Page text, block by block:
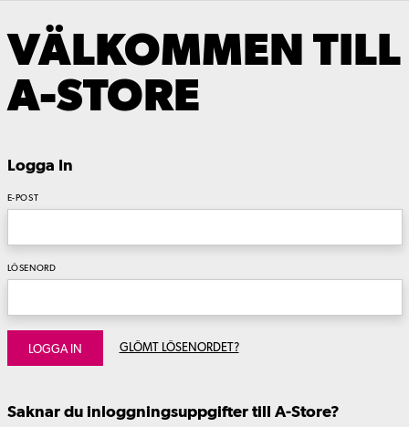
VÄLKOMMEN TILL
A-STORE
Logga In
E-POST
LÖSENORD
LOGGA IN GLÖMT LÖSENORDET?
Saknar du inloggningsuppgifter till A-Store?